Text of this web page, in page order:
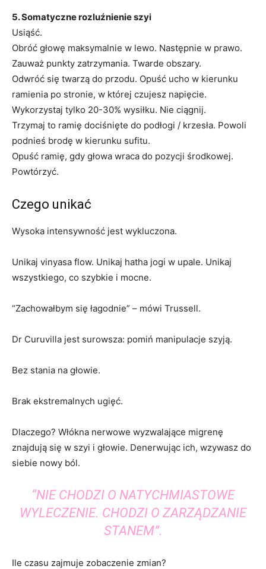
5. Somatyczne rozluźnienie szyi
Usiąść.
Obróć głowę maksymalnie w lewo. Następnie w prawo.
Zauważ punkty zatrzymania. Twarde obszary.
Odwróć się twarzą do przodu. Opuść ucho w kierunku
ramienia po stronie, w której czujesz napięcie.
Wykorzystaj tylko 20-30% wysiłku. Nie ciągnij.
Trzymaj to ramię dociśnięte do podłogi / krzesła. Powoli
podnieś brodę w kierunku sufitu.
Opuść ramię, gdy głowa wraca do pozycji środkowej.
Powtórzyć.
Czego unikać
Wysoka intensywność jest wykluczona.
Unikaj vinyasa flow. Unikaj hatha jogi w upale. Unikaj
wszystkiego, co szybkie i mocne.
“Zachowałbym się łagodnie” – mówi Trussell.
Dr Curuvilla jest surowsza: pomiń manipulacje szyją.
Bez stania na głowie.
Brak ekstremalnych ugięć.
Dlaczego? Włókna nerwowe wyzwalające migrenę
znajdują się w szyi i głowie. Denerwując ich, wzywasz do
siebie nowy ból.
“NIE CHODZI O NATYCHMIASTOWE
WYLECZENIE. CHODZI O ZARZĄDZANIE
STANEM”.
Ile czasu zajmuje zobaczenie zmian?